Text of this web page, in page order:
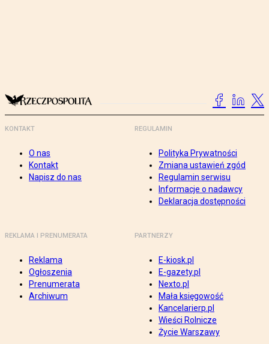
KONTAKT
O nas
Kontakt
Napisz do nas
REGULAMIN
Polityka Prywatności
Zmiana ustawień zgód
Regulamin serwisu
Informacje o nadawcy
Deklaracja dostępności
REKLAMA I PRENUMERATA
Reklama
Ogłoszenia
Prenumerata
Archiwum
PARTNERZY
E-kiosk.pl
E-gazety.pl
Nexto.pl
Mała księgowość
Kancelarierp.pl
Wieści Rolnicze
Życie Warszawy